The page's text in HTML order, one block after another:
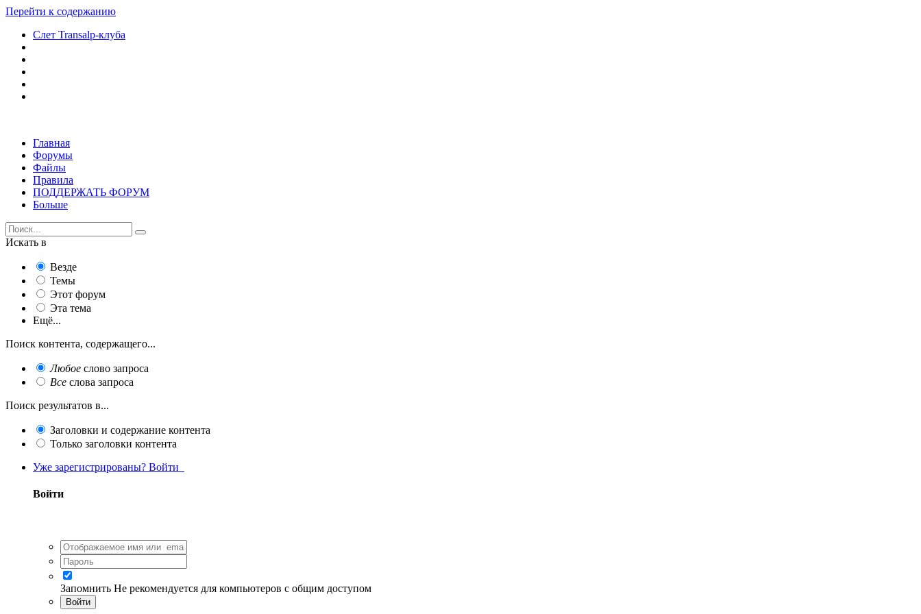
Перейти к содержанию
Слет Transalp-клуба
Главная
Форумы
Файлы
Правила
ПОДДЕРЖАТЬ ФОРУМ
Больше
Искать в
Везде
Темы
Этот форум
Эта тема
Ещё...
Поиск контента, содержащего...
Любое слово запроса
Все слова запроса
Поиск результатов в...
Заголовки и содержание контента
Только заголовки контента
Уже зарегистрированы? Войти
Войти
Запомнить Не рекомендуется для компьютеров с общим доступом
Войти